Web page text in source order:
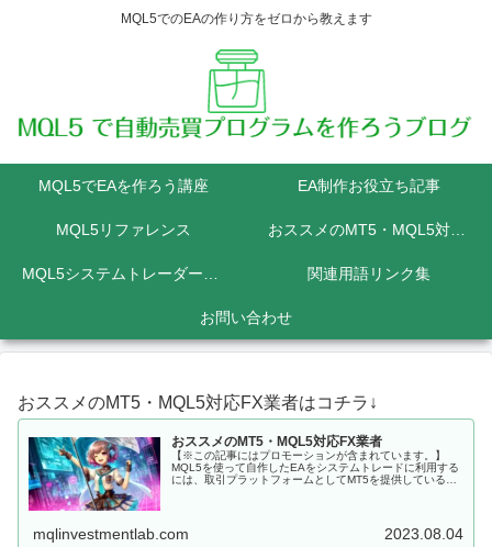
MQL5でのEAの作り方をゼロから教えます
MQL5でEAを作ろう講座 EA制作お役立ち記事
MQL5リファレンス おススメのMT5・MQL5対応FX業者
MQL5システムトレーダーの為のPython講座 関連用語リンク集
お問い合わせ
おススメのMT5・MQL5対応FX業者はコチラ↓
おススメのMT5・MQL5対応FX業者
【※この記事にはプロモーションが含まれています。】
MQL5を使って自作したEAをシステムトレードに利用する
には、取引プラットフォームとしてMT5を提供しているFX
mqlinvestmentlab.com 2023.08.04